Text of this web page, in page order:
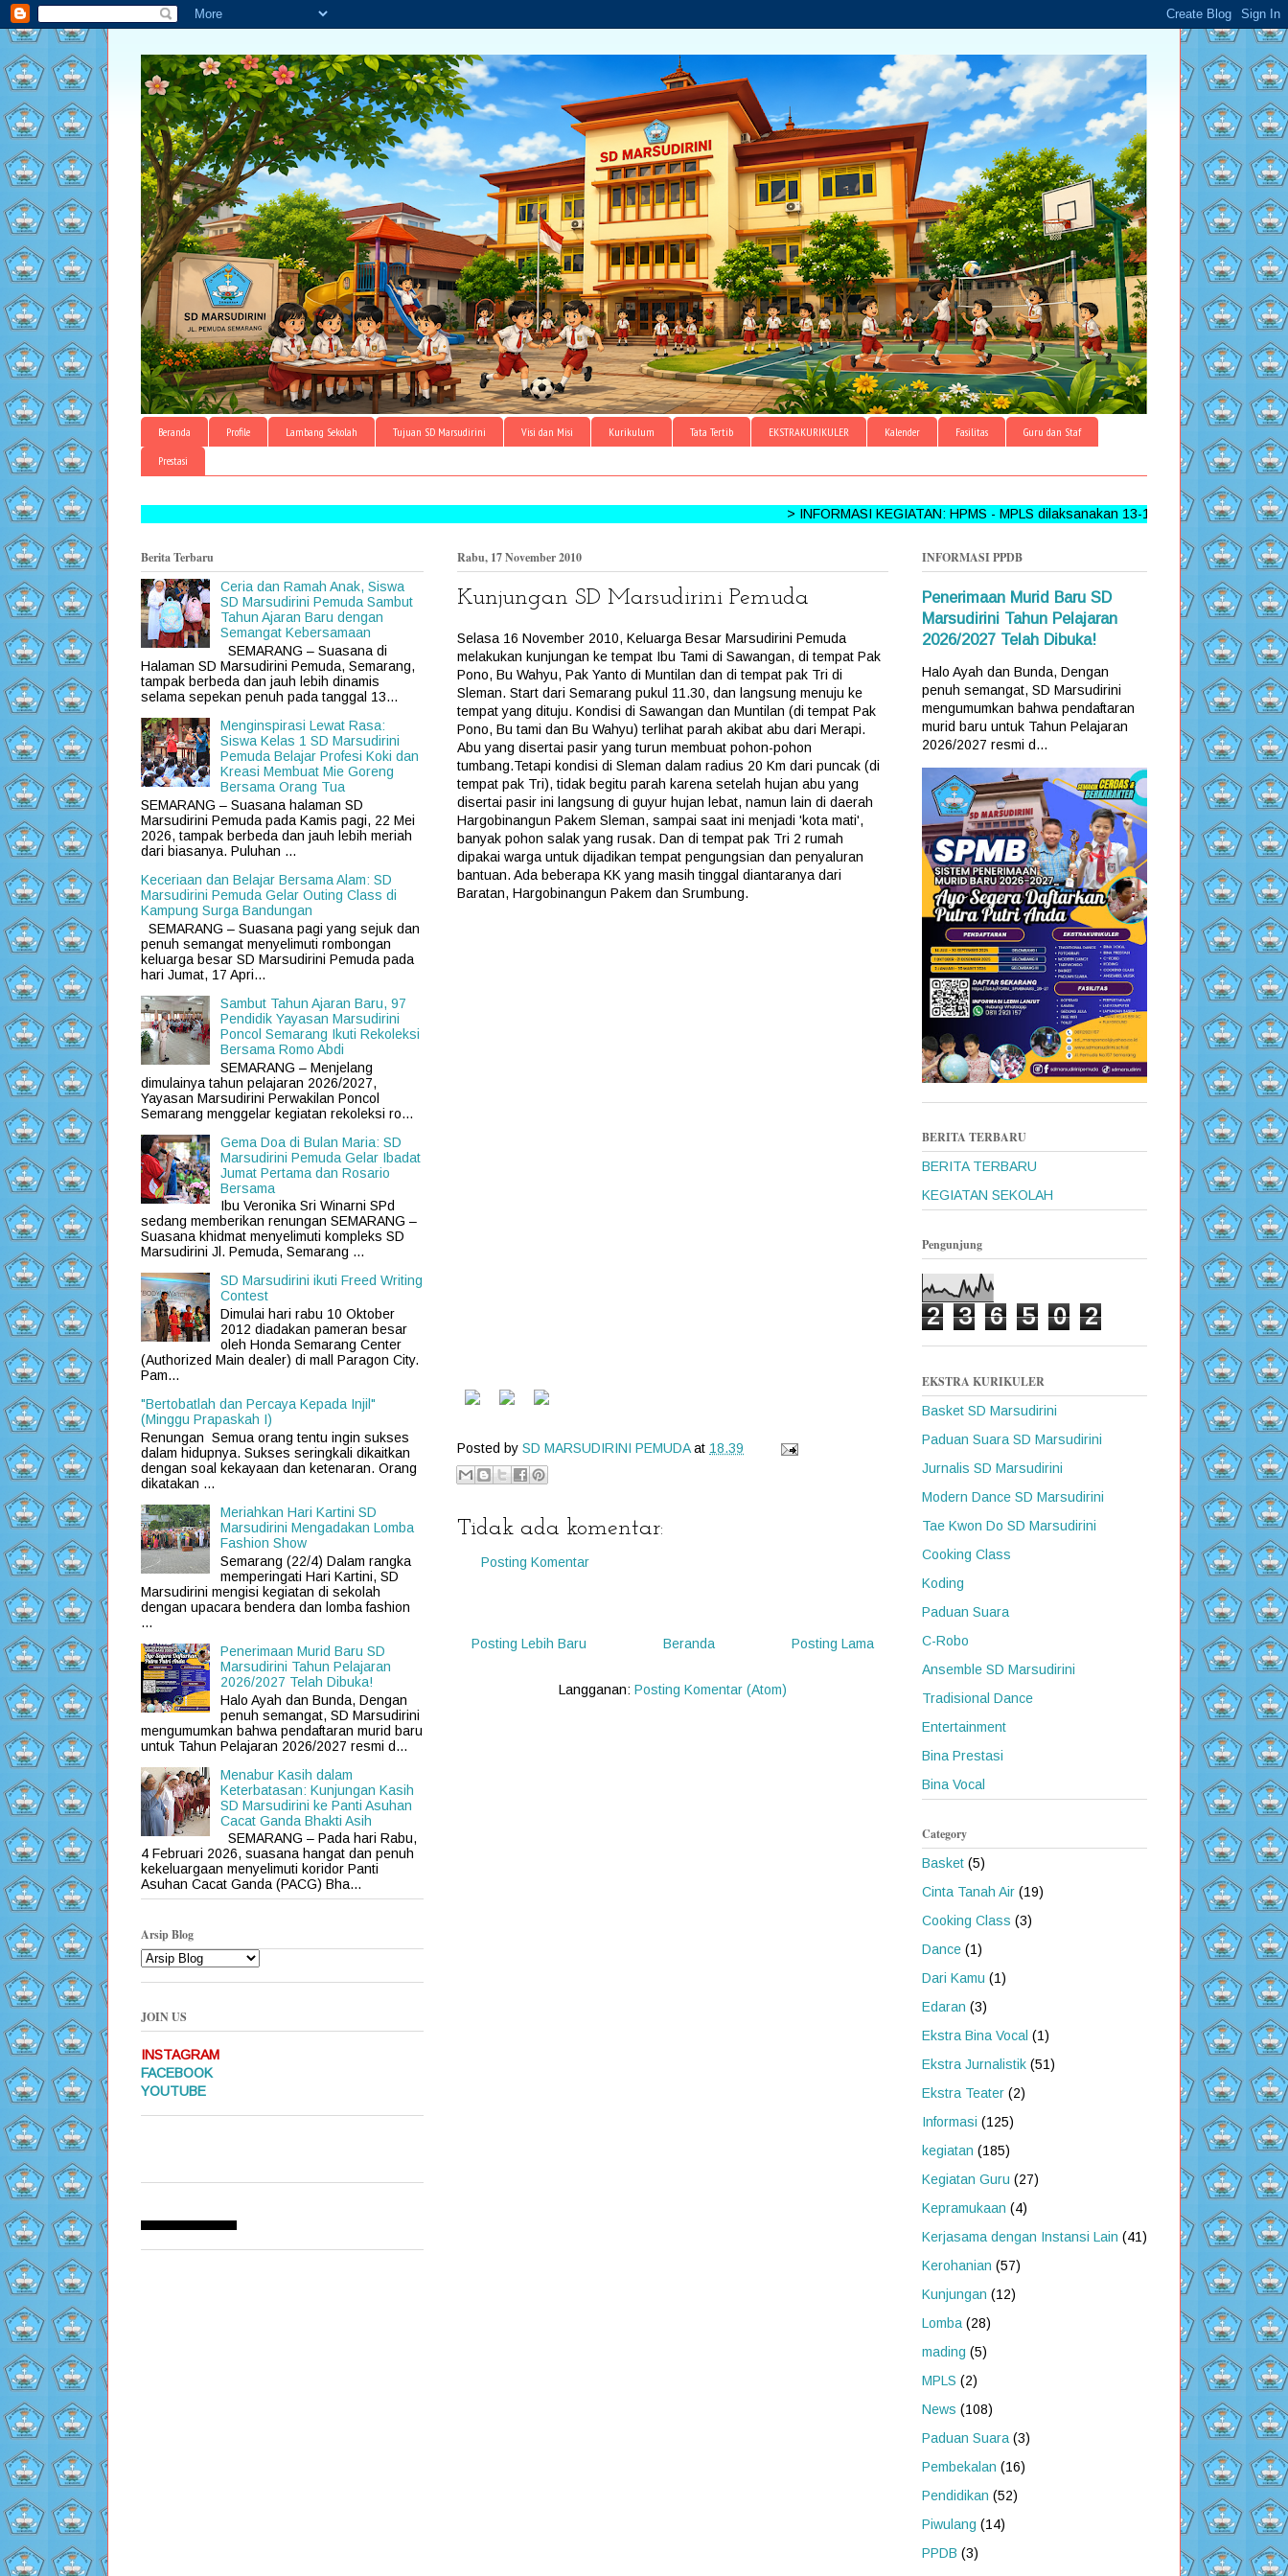
Beranda Profile Lambang Sekolah Tujuan SD Marsudirini Visi dan Misi Kurikulum Tata Tertib EKSTRAKURIKULER Kalender Fasilitas Guru dan Staf
Prestasi
> INFORMASI KEGIATAN: HPMS - MPLS dilaksanakan 13-17 Juni 2026 >>> FOLLOW,
Rabu, 17 November 2010
Kunjungan SD Marsudirini Pemuda
Selasa 16 November 2010, Keluarga Besar Marsudirini Pemuda
melakukan kunjungan ke tempat Ibu Tami di Sawangan, di tempat Pak
Pono, Bu Wahyu, Pak Yanto di Muntilan dan di tempat pak Tri di
Sleman. Start dari Semarang pukul 11.30, dan langsung menuju ke
tempat yang dituju. Kondisi di Sawangan dan Muntilan (di tempat Pak
Pono, Bu tami dan Bu Wahyu) terlihat parah akibat abu dari Merapi.
Abu yang disertai pasir yang turun membuat pohon-pohon
tumbang.Tetapi kondisi di Sleman dalam radius 20 Km dari puncak (di
tempat pak Tri), tidak begitu parah karena setelah hujan abu yang
disertai pasir ini langsung di guyur hujan lebat, namun lain di daerah
Hargobinangun Pakem Sleman, sampai saat ini menjadi 'kota mati',
banyak pohon salak yang rusak. Dan di tempat pak Tri 2 rumah
dipakai warga untuk dijadikan tempat pengungsian dan penyaluran
bantuan. Ada beberapa KK yang masih tinggal diantaranya dari
Baratan, Hargobinangun Pakem dan Srumbung.
Posted by SD MARSUDIRINI PEMUDA at 18.39
Tidak ada komentar:
Posting Komentar
Posting Lebih Baru Posting Lama
Beranda
Langganan: Posting Komentar (Atom)
Berita Terbaru
Ceria dan Ramah Anak, Siswa
SD Marsudirini Pemuda Sambut
Tahun Ajaran Baru dengan
Semangat Kebersamaan
SEMARANG – Suasana di
Halaman SD Marsudirini Pemuda, Semarang,
tampak berbeda dan jauh lebih dinamis
selama sepekan penuh pada tanggal 13...
Menginspirasi Lewat Rasa:
Siswa Kelas 1 SD Marsudirini
Pemuda Belajar Profesi Koki dan
Kreasi Membuat Mie Goreng
Bersama Orang Tua
SEMARANG – Suasana halaman SD
Marsudirini Pemuda pada Kamis pagi, 22 Mei
2026, tampak berbeda dan jauh lebih meriah
dari biasanya. Puluhan ...
Keceriaan dan Belajar Bersama Alam: SD
Marsudirini Pemuda Gelar Outing Class di
Kampung Surga Bandungan
SEMARANG – Suasana pagi yang sejuk dan
penuh semangat menyelimuti rombongan
keluarga besar SD Marsudirini Pemuda pada
hari Jumat, 17 Apri...
Sambut Tahun Ajaran Baru, 97
Pendidik Yayasan Marsudirini
Poncol Semarang Ikuti Rekoleksi
Bersama Romo Abdi
SEMARANG – Menjelang
dimulainya tahun pelajaran 2026/2027,
Yayasan Marsudirini Perwakilan Poncol
Semarang menggelar kegiatan rekoleksi ro...
Gema Doa di Bulan Maria: SD
Marsudirini Pemuda Gelar Ibadat
Jumat Pertama dan Rosario
Bersama
Ibu Veronika Sri Winarni SPd
sedang memberikan renungan SEMARANG –
Suasana khidmat menyelimuti kompleks SD
Marsudirini Jl. Pemuda, Semarang ...
SD Marsudirini ikuti Freed Writing
Contest
Dimulai hari rabu 10 Oktober
2012 diadakan pameran besar
oleh Honda Semarang Center
(Authorized Main dealer) di mall Paragon City.
Pam...
"Bertobatlah dan Percaya Kepada Injil"
(Minggu Prapaskah I)
Renungan Semua orang tentu ingin sukses
dalam hidupnya. Sukses seringkali dikaitkan
dengan soal kekayaan dan ketenaran. Orang
dikatakan ...
Meriahkan Hari Kartini SD
Marsudirini Mengadakan Lomba
Fashion Show
Semarang (22/4) Dalam rangka
memperingati Hari Kartini, SD
Marsudirini mengisi kegiatan di sekolah
dengan upacara bendera dan lomba fashion
...
Penerimaan Murid Baru SD
Marsudirini Tahun Pelajaran
2026/2027 Telah Dibuka!
Halo Ayah dan Bunda, Dengan
penuh semangat, SD Marsudirini
mengumumkan bahwa pendaftaran murid baru
untuk Tahun Pelajaran 2026/2027 resmi d...
Menabur Kasih dalam
Keterbatasan: Kunjungan Kasih
SD Marsudirini ke Panti Asuhan
Cacat Ganda Bhakti Asih
SEMARANG – Pada hari Rabu,
4 Februari 2026, suasana hangat dan penuh
kekeluargaan menyelimuti koridor Panti
Asuhan Cacat Ganda (PACG) Bha...
Arsip Blog
JOIN US
INSTAGRAM
FACEBOOK
YOUTUBE
INFORMASI PPDB
Penerimaan Murid Baru SD
Marsudirini Tahun Pelajaran
2026/2027 Telah Dibuka!
Halo Ayah dan Bunda, Dengan
penuh semangat, SD Marsudirini
mengumumkan bahwa pendaftaran
murid baru untuk Tahun Pelajaran
2026/2027 resmi d...
BERITA TERBARU
BERITA TERBARU
KEGIATAN SEKOLAH
Pengunjung
2 3 6 5 0 2
EKSTRA KURIKULER
Basket SD Marsudirini
Paduan Suara SD Marsudirini
Jurnalis SD Marsudirini
Modern Dance SD Marsudirini
Tae Kwon Do SD Marsudirini
Cooking Class
Koding
Paduan Suara
C-Robo
Ansemble SD Marsudirini
Tradisional Dance
Entertainment
Bina Prestasi
Bina Vocal
Category
Basket (5)
Cinta Tanah Air (19)
Cooking Class (3)
Dance (1)
Dari Kamu (1)
Edaran (3)
Ekstra Bina Vocal (1)
Ekstra Jurnalistik (51)
Ekstra Teater (2)
Informasi (125)
kegiatan (185)
Kegiatan Guru (27)
Kepramukaan (4)
Kerjasama dengan Instansi Lain (41)
Kerohanian (57)
Kunjungan (12)
Lomba (28)
mading (5)
MPLS (2)
News (108)
Paduan Suara (3)
Pembekalan (16)
Pendidikan (52)
Piwulang (14)
PPDB (3)